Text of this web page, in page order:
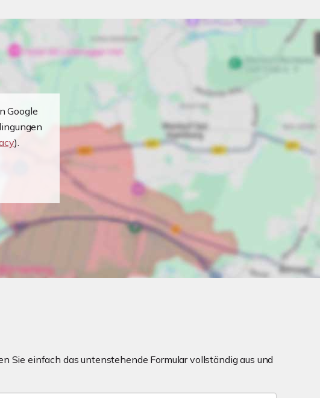
Google
).
Sie einfach das untenstehende Formular vollständig aus und